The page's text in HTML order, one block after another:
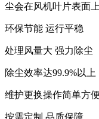
尘会在风机叶片表面
环保节能 运行平稳
处理风量大 强力除尘
除尘效率达99.9%以
维护更换操作简单方便
按需定制 品质保障